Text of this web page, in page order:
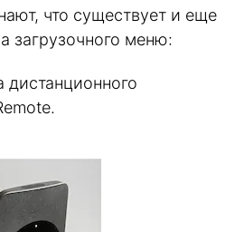
что существует и еще
загрузочного меню: